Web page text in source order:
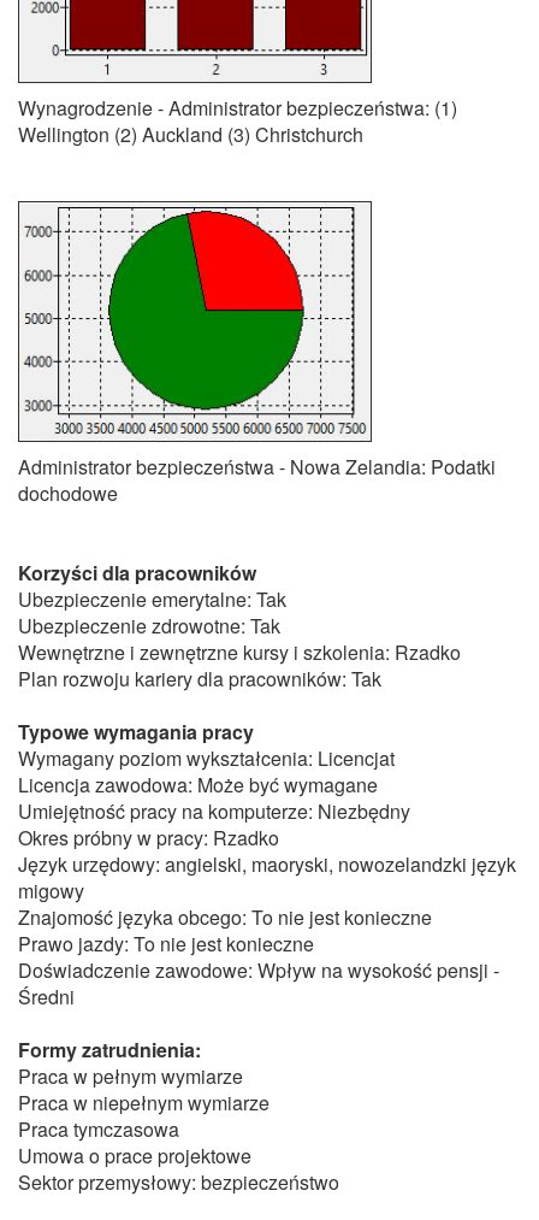
Wynagrodzenie - Administrator bezpieczeństwa: (1)
Wellington (2) Auckland (3) Christchurch
Administrator bezpieczeństwa - Nowa Zelandia: Podatki
dochodowe
Korzyści dla pracowników
Ubezpieczenie emerytalne: Tak
Ubezpieczenie zdrowotne: Tak
Wewnętrzne i zewnętrzne kursy i szkolenia: Rzadko
Plan rozwoju kariery dla pracowników: Tak
Typowe wymagania pracy
Wymagany poziom wykształcenia: Licencjat
Licencja zawodowa: Może być wymagane
Umiejętność pracy na komputerze: Niezbędny
Okres próbny w pracy: Rzadko
Język urzędowy: angielski, maoryski, nowozelandzki język
migowy
Znajomość języka obcego: To nie jest konieczne
Prawo jazdy: To nie jest konieczne
Doświadczenie zawodowe: Wpływ na wysokość pensji -
Średni
Formy zatrudnienia:
Praca w pełnym wymiarze
Praca w niepełnym wymiarze
Praca tymczasowa
Umowa o prace projektowe
Sektor przemysłowy: bezpieczeństwo